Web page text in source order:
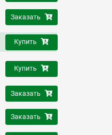
Заказать
Купить
Купить
Заказать
Заказать